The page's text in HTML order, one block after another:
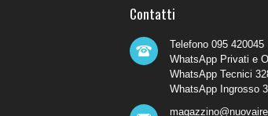
Contatti
Telefono 095 420045
WhatsApp Privati e
WhatsApp Tecnici
WhatsApp Ingrosso